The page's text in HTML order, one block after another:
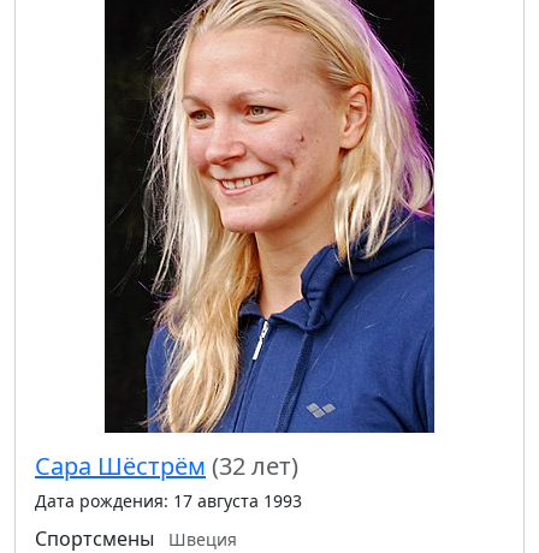
Сара Шёстрём (32 лет)
Дата рождения: 17 августа 1993
Спортсмены
Швеция